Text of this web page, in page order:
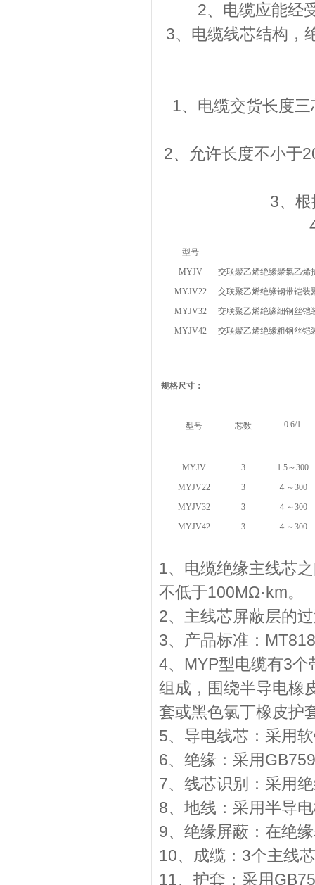
2、电缆应能经
3、电缆线芯结构，
1、电缆交货长度
2、允许长度不小于
3、
型号
MYJV
交联聚乙烯绝缘聚氯乙烯
MYJV22
交联聚乙烯绝缘钢带铠装
MYJV32
交联聚乙烯绝缘细钢丝铠
MYJV42
交联聚乙烯绝缘粗钢丝铠
规格尺寸：
型号 芯数 0.6/1
MYJV 3
1.5～300
MYJV22
3
４～300
MYJV32
3
４～300
MYJV42
3 ４～300
1、电缆绝缘主线芯
不低于100MΩ·km。
2、主线芯屏蔽层的
3、产品标准：
4、MYP型电缆有3
组成，围绕半导电橡
套或黑色氯丁橡皮护
5、导电线芯：采用
6、绝缘：采用
7、线芯识别：采用
8、地线：采用半导
9、绝缘屏蔽：在绝
10、成缆：3个主线
11、护套：采用